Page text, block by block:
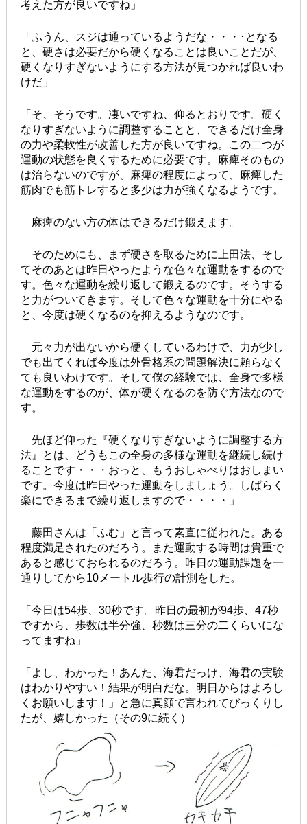
考えた方が良いですね」
「ふうん、スジは通っているようだな・・・･となる
と、硬さは必要だから硬くなることは良いことだが、
硬くなりすぎないようにする方法が見つかれば良いわ
けだ」
「そ、そうです。凄いですね、仰るとおりです。硬く
なりすぎないように調整することと、できるだけ全身
の力や柔軟性が改善した方が良いですね。この二つが
運動の状態を良くするために必要です。麻痺そのもの
は治らないのですが、麻痺の程度によって、麻痺した
筋肉でも筋トレすると多少は力が強くなるようです。
麻痺のない方の体はできるだけ鍛えます。
そのためにも、まず硬さを取るために上田法、そし
てそのあとは昨日やったような色々な運動をするので
す。色々な運動を繰り返して鍛えるのです。そうする
と力がついてきます。そして色々な運動を十分にやる
と、今度は硬くなるのを抑えるようなのです。
元々力が出ないから硬くしているわけで、力が少し
でも出てくれば今度は外骨格系の問題解決に頼らなく
ても良いわけです。そして僕の経験では、全身で多様
な運動をするのが、体が硬くなるのを防ぐ方法なので
す。
先ほど仰った『硬くなりすぎないように調整する方
法』とは、どうもこの全身の多様な運動を継続し続け
ることです・・・おっと、もうおしゃべりはおしまい
です。今度は昨日やった運動をしましょう。しばらく
楽にできるまで繰り返しますので・・・・」
藤田さんは「ふむ」と言って素直に従われた。ある
程度満足されたのだろう。また運動する時間は貴重で
あると感じておられるのだろう。昨日の運動課題を一
通りしてから10メートル歩行の計測をした。
「今日は54歩、30秒です。昨日の最初が94歩、47秒
ですから、歩数は半分強、秒数は三分の二くらいにな
ってますね」
「よし、わかった！あんた、海君だっけ、海君の実験
はわかりやすい！結果が明白だな。明日からはよろし
くお願いします！」と急に真顔で言われてびっくりし
たが、嬉しかった（その9に続く）